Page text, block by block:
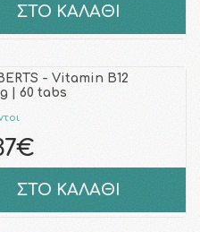
ΣΤΟ ΚΑΛΑΘΙ
- Vitamin B12
| 60 tabs
ΣΤΟ ΚΑΛΑΘΙ